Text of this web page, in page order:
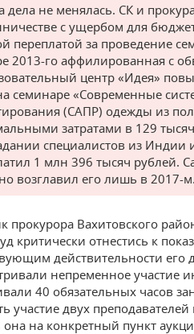
дела не менялась. СК и
с ущербом для
переплатой за проведение
2013-го аффилированная с
центр «Идея»
семинаре «Современные
(САПР) одежды из
затратами в 129
специалистов из Индии
1 млн 396 тысяч рублей.
возглавил его лишь в 2017-м.
Вахитовского
критически отнестись к
действительности его
непременное участие
40 обязательных часов
участие двух
она на конкретный пункт